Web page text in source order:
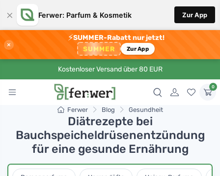
× Ferwer: Parfum & Kosmetik Zur App
×
⚡SUMMER-Rabatt nur jetzt!
SUMMER Zur App
Kostenloser Versand über 80 EUR
0
Ferwer Blog Gesundheit
Diätrezepte bei
Bauchspeicheldrüsenentzündung
für eine gesunde Ernährung